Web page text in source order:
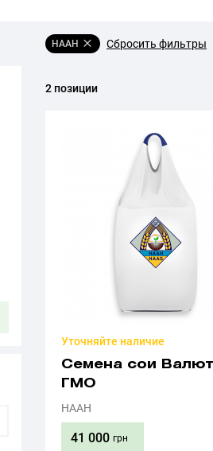
НААН Сбросить фильтры
2 позиции
Уточняйте наличие
Семена сои
ГМО
НААН
41 000 грн